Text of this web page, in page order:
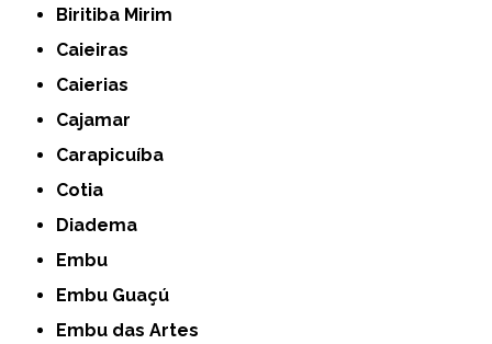
Biritiba Mirim
Caieiras
Caierias
Cajamar
Carapicuíba
Cotia
Diadema
Embu
Embu Guaçú
Embu das Artes